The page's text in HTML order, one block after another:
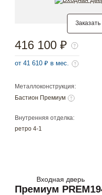
Заказать
Металлоконструкция:
Бастион Премиум
Внутренняя отделка:
ретро 4-1
416 100 ₽
от 41 610 ₽ в мес.
Входная дверь
Премиум